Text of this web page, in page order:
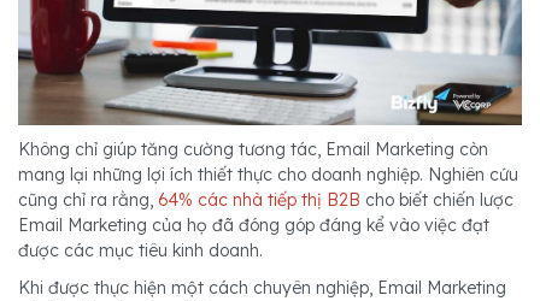
Không chỉ giúp tăng cường tương tác, Email Marketing còn
mang lại những lợi ích thiết thực cho doanh nghiệp. Nghiên cứu
cũng chỉ ra rằng, 64% các nhà tiếp thị B2B cho biết chiến lược
Email Marketing của họ đã đóng góp đáng kể vào việc đạt
được các mục tiêu kinh doanh.
Khi được thực hiện một cách chuyên nghiệp, Email Marketing